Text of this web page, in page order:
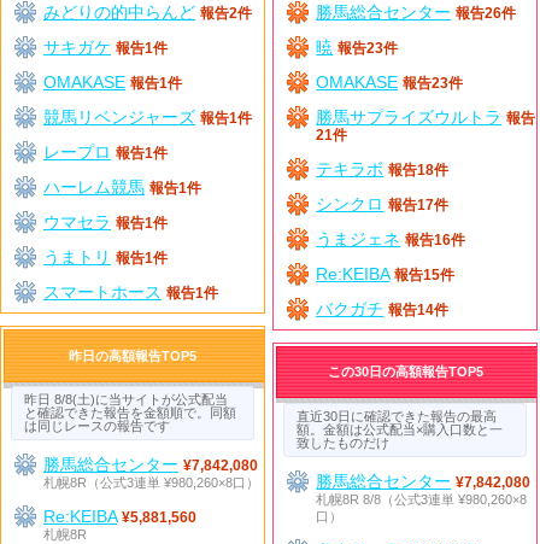
みどりの的中らんど 報告2件
サキガケ 報告1件
OMAKASE 報告1件
競馬リベンジャーズ 報告1件
レープロ 報告1件
ハーレム競馬 報告1件
ウマセラ 報告1件
うまトリ 報告1件
スマートホース 報告1件
勝馬総合センター 報告26件
暁 報告23件
OMAKASE 報告23件
勝馬サプライズウルトラ 報告
21件
テキラボ 報告18件
シンクロ 報告17件
うまジェネ 報告16件
Re:KEIBA 報告15件
バクガチ 報告14件
昨日の高額報告TOP5
昨日 8/8(土)に当サイトが公式配当
と確認できた報告を金額順で。同額
は同じレースの報告です
勝馬総合センター ¥7,842,080
札幌8R（公式3連単 ¥980,260×8口）
Re:KEIBA ¥5,881,560
札幌8R
この30日の高額報告TOP5
直近30日に確認できた報告の最高
額。金額は公式配当×購入口数と一
致したものだけ
勝馬総合センター ¥7,842,080
札幌8R 8/8（公式3連単 ¥980,260×8
口）